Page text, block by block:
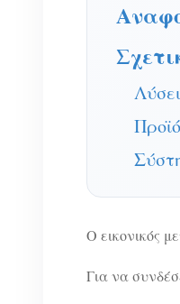
Ο εικονικός
Για να